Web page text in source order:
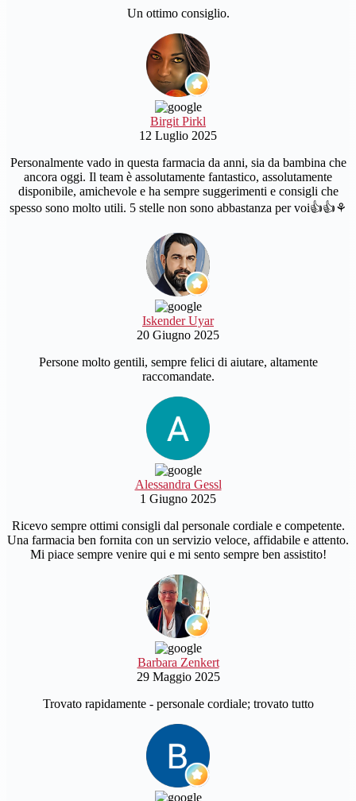
Un ottimo consiglio.
Birgit Pirkl
12 Luglio 2025
Personalmente vado in questa farmacia da anni, sia da bambina che
ancora oggi. Il team è assolutamente fantastico, assolutamente
disponibile, amichevole e ha sempre suggerimenti e consigli che
spesso sono molto utili. 5 stelle non sono abbastanza per voi👍👍⚘️
Iskender Uyar
20 Giugno 2025
Persone molto gentili, sempre felici di aiutare, altamente
raccomandate.
Alessandra Gessl
1 Giugno 2025
Ricevo sempre ottimi consigli dal personale cordiale e competente.
Una farmacia ben fornita con un servizio veloce, affidabile e attento.
Mi piace sempre venire qui e mi sento sempre ben assistito!
Barbara Zenkert
29 Maggio 2025
Trovato rapidamente - personale cordiale; trovato tutto